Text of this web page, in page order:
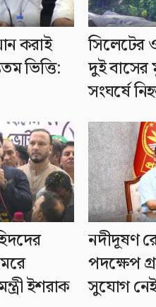
করাই
ভিত্তি:
সিলেটের
দুই
সংঘর্ষে
ইশরাক
নদীদূষণ
পদক্ষেপ
সুযোগ নেই: